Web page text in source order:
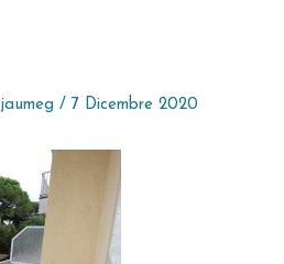
jaumeg / 7 Dicembre 2020